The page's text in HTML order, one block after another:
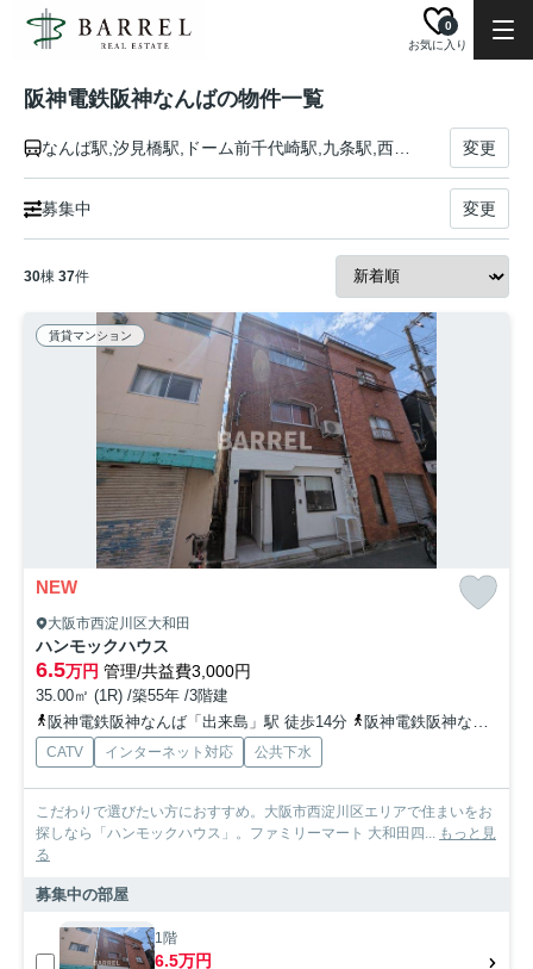
お気に入り
0
阪神電鉄阪神なんばの物件一覧
変更
募集中 変更
30棟 37件
賃貸マンション
NEW
大阪市西淀川区大和田
ハンモックハウス
6.5万円 管理/共益費3,000円
35.00㎡ (1R) /築55年 /3階建
阪神電鉄阪神なんば「出来島」駅 徒歩14分
阪神電鉄阪神なんば「福」駅 徒歩17分
CATV インターネット対応 公共下水
こだわりで選びたい方におすすめ。大阪市西淀川区エリアで住まいをお
探しなら「ハンモックハウス」。ファミリーマート 大和田四... もっと見
る
募集中の部屋
1階
6.5万円